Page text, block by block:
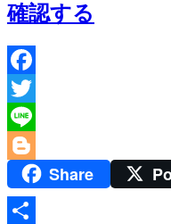
確認する
Facebook
Twitter
Line
BloggerShare